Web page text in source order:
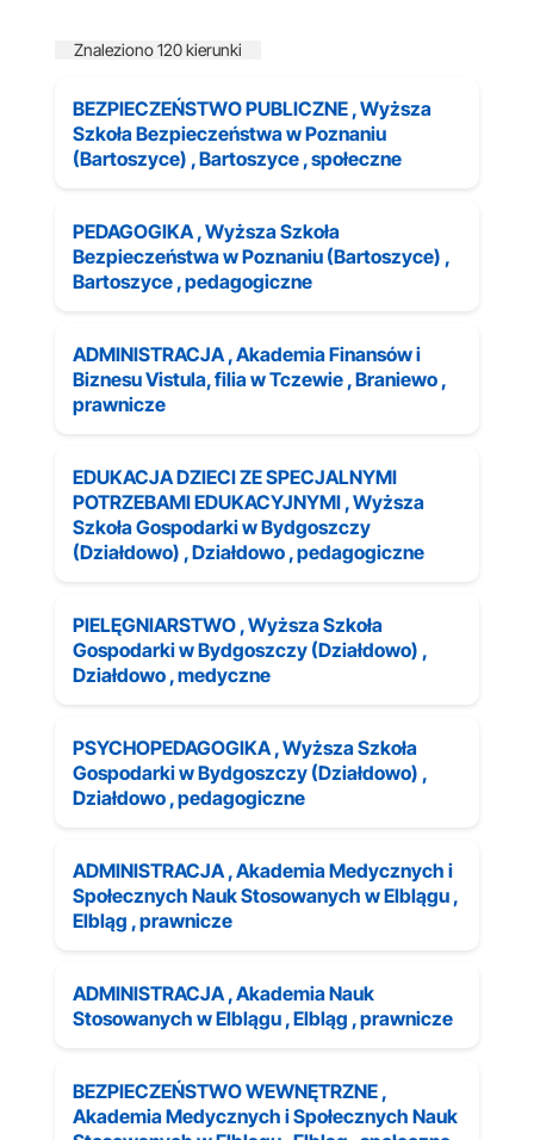
Znaleziono 120 kierunki
BEZPIECZEŃSTWO PUBLICZNE , Wyższa
Szkoła Bezpieczeństwa w Poznaniu
(Bartoszyce) , Bartoszyce , społeczne
PEDAGOGIKA , Wyższa Szkoła
Bezpieczeństwa w Poznaniu (Bartoszyce) ,
Bartoszyce , pedagogiczne
ADMINISTRACJA , Akademia Finansów i
Biznesu Vistula, filia w Tczewie , Braniewo ,
prawnicze
EDUKACJA DZIECI ZE SPECJALNYMI
POTRZEBAMI EDUKACYJNYMI , Wyższa
Szkoła Gospodarki w Bydgoszczy
(Działdowo) , Działdowo , pedagogiczne
PIELĘGNIARSTWO , Wyższa Szkoła
Gospodarki w Bydgoszczy (Działdowo) ,
Działdowo , medyczne
PSYCHOPEDAGOGIKA , Wyższa Szkoła
Gospodarki w Bydgoszczy (Działdowo) ,
Działdowo , pedagogiczne
ADMINISTRACJA , Akademia Medycznych i
Społecznych Nauk Stosowanych w Elblągu ,
Elbląg , prawnicze
ADMINISTRACJA , Akademia Nauk
Stosowanych w Elblągu , Elbląg , prawnicze
BEZPIECZEŃSTWO WEWNĘTRZNE ,
Akademia Medycznych i Społecznych Nauk